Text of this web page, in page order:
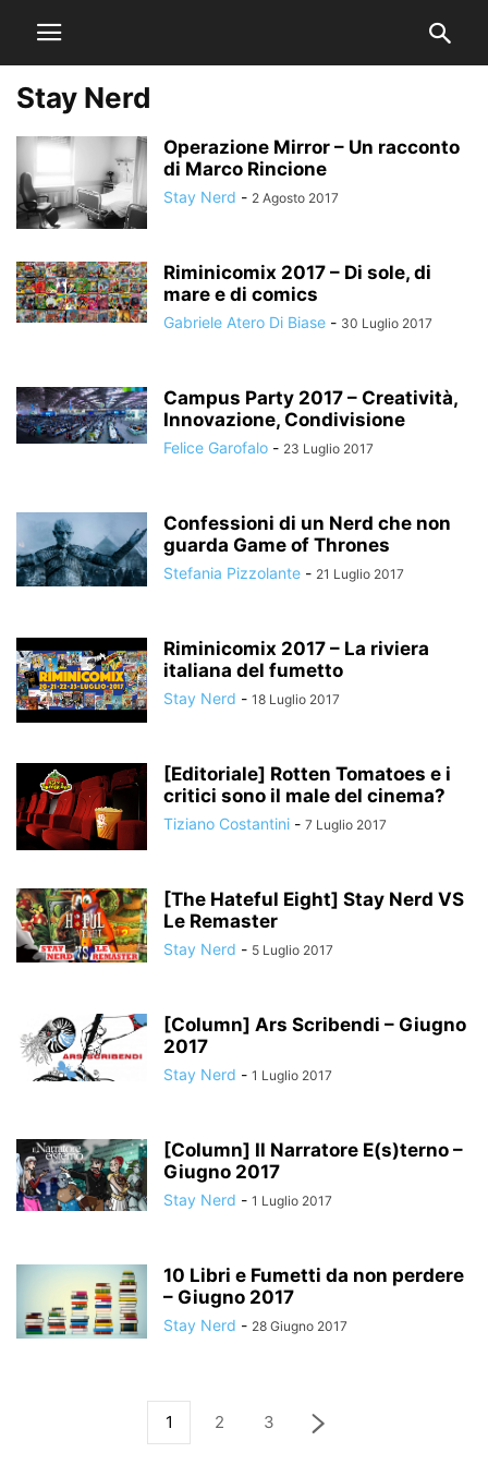
Stay Nerd
Operazione Mirror – Un racconto
di Marco Rincione
Stay Nerd - 2 Agosto 2017
Riminicomix 2017 – Di sole, di
mare e di comics
Gabriele Atero Di Biase - 30 Luglio 2017
Campus Party 2017 – Creatività,
Innovazione, Condivisione
Felice Garofalo - 23 Luglio 2017
Confessioni di un Nerd che non
guarda Game of Thrones
Stefania Pizzolante - 21 Luglio 2017
Riminicomix 2017 – La riviera
italiana del fumetto
Stay Nerd - 18 Luglio 2017
[Editoriale] Rotten Tomatoes e i
critici sono il male del cinema?
Tiziano Costantini - 7 Luglio 2017
[The Hateful Eight] Stay Nerd VS
Le Remaster
Stay Nerd - 5 Luglio 2017
[Column] Ars Scribendi – Giugno
2017
Stay Nerd - 1 Luglio 2017
[Column] Il Narratore E(s)terno –
Giugno 2017
Stay Nerd - 1 Luglio 2017
10 Libri e Fumetti da non perdere
– Giugno 2017
Stay Nerd - 28 Giugno 2017
1 2 3